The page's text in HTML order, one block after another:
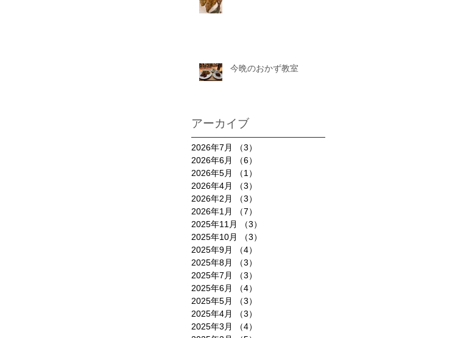
今晩のおかず教室
アーカイブ
2026年7月 （3）
2026年6月
（6）
2026年5月
（1）
2026年4月
（3）
2026年2月
（3）
2026年1月
（7）
2025年11月
（3）
2025年10月
（3）
2025年9月
（4）
2025年8月
（3）
2025年7月
（3）
2025年6月
（4）
2025年5月
（3）
2025年4月
（3）
2025年3月
（4）